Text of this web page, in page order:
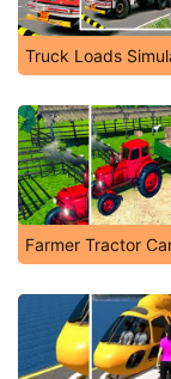
Truck Loads
Farmer Tractor